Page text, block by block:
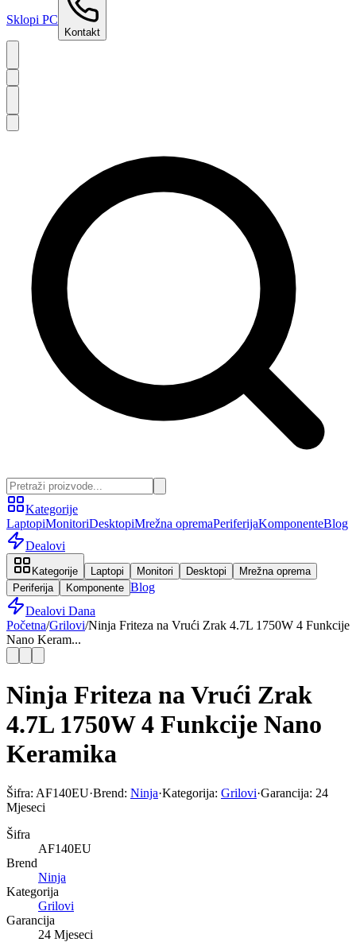
Sklopi PC
Kontakt
Kategorije
LaptopiMonitoriDesktopiMrežna opremaPeriferijaKomponenteBlog
Dealovi
Kategorije Laptopi Monitori Desktopi
Mrežna oprema
Periferija
Komponente Blog
Dealovi Dana
Početna/Grilovi/Ninja Friteza na Vrući Zrak 4.7L 1750W 4 Funkcije
Nano Keram...
Ninja Friteza na Vrući Zrak
4.7L 1750W 4 Funkcije Nano
Keramika
Šifra: AF140EU·Brend: Ninja·Kategorija: Grilovi·Garancija: 24
Mjeseci
Šifra
AF140EU
Brend
Ninja
Kategorija
Grilovi
Garancija
24 Mjeseci